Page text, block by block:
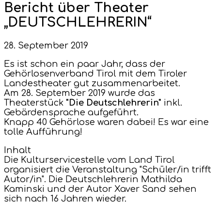
Bericht über Theater
„DEUTSCHLEHRERIN“
28. September 2019
Es ist schon ein paar Jahr, dass der
Gehörlosenverband Tirol mit dem Tiroler
Landestheater gut zusammenarbeitet.
Am 28. September 2019 wurde das
Theaterstück "Die Deutschlehrerin" inkl.
Gebärdensprache aufgeführt.
Knapp 40 Gehörlose waren dabei! Es war eine
tolle Aufführung!
Inhalt
Die Kulturservicestelle vom Land Tirol
organisiert die Veranstaltung "Schüler/in trifft
Autor/in". Die Deutschlehrerin Mathilda
Kaminski und der Autor Xaver Sand sehen
sich nach 16 Jahren wieder.